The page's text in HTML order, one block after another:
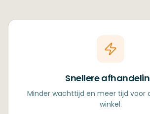
Snellere
Minder wachttijd en meer tijd voor
winkel.